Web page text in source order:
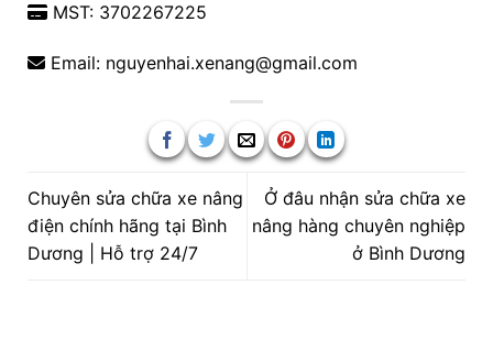
MST: 3702267225
Email: nguyenhai.xenang@gmail.com
Chuyên sửa chữa xe nâng
điện chính hãng tại Bình
Dương | Hỗ trợ 24/7
Ở đâu nhận sửa chữa xe
nâng hàng chuyên nghiệp
ở Bình Dương